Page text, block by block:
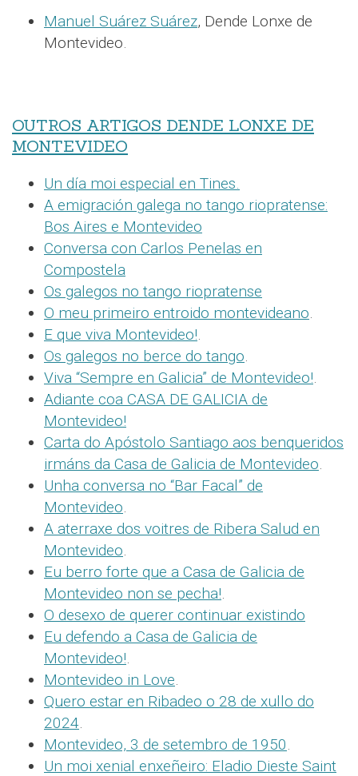
Manuel Suárez Suárez, Dende Lonxe de
Montevideo.
OUTROS ARTIGOS DENDE LONXE DE
MONTEVIDEO
Un día moi especial en Tines.
A emigración galega no tango riopratense:
Bos Aires e Montevideo
Conversa con Carlos Penelas en
Compostela
Os galegos no tango riopratense
O meu primeiro entroido montevideano.
E que viva Montevideo!.
Os galegos no berce do tango.
Viva “Sempre en Galicia” de Montevideo!.
Adiante coa CASA DE GALICIA de
Montevideo!
Carta do Apóstolo Santiago aos benqueridos
irmáns da Casa de Galicia de Montevideo.
Unha conversa no “Bar Facal” de
Montevideo.
A aterraxe dos voitres de Ribera Salud en
Montevideo.
Eu berro forte que a Casa de Galicia de
Montevideo non se pecha!.
O desexo de querer continuar existindo
Eu defendo a Casa de Galicia de
Montevideo!.
Montevideo in Love.
Quero estar en Ribadeo o 28 de xullo do
2024.
Montevideo, 3 de setembro de 1950.
Un moi xenial enxeñeiro: Eladio Dieste Saint